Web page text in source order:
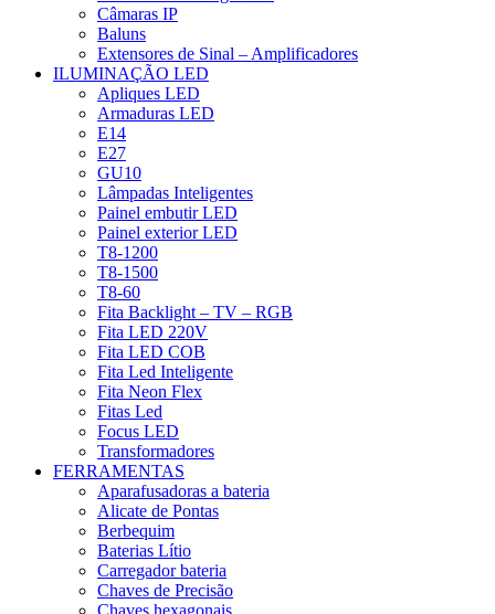
Câmaras IP
Baluns
Extensores de Sinal – Amplificadores
ILUMINAÇÃO LED
Apliques LED
Armaduras LED
E14
E27
GU10
Lâmpadas Inteligentes
Painel embutir LED
Painel exterior LED
T8-1200
T8-1500
T8-60
Fita Backlight – TV – RGB
Fita LED 220V
Fita LED COB
Fita Led Inteligente
Fita Neon Flex
Fitas Led
Focus LED
Transformadores
FERRAMENTAS
Aparafusadoras a bateria
Alicate de Pontas
Berbequim
Baterias Lítio
Carregador bateria
Chaves de Precisão
Chaves hexagonais